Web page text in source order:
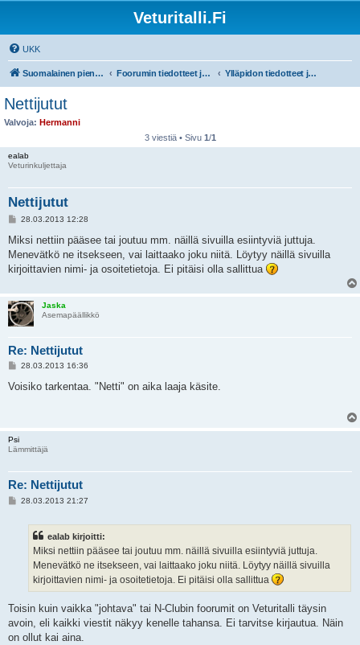
Veturitalli.Fi
UKK
Suomalainen pienoisrautatiefoorumi Foorumin tiedotteet ja ohjeet Ylläpidon tiedotteet ja foorumin ohjeet!
Nettijutut
Valvoja: Hermanni
3 viestiä • Sivu 1/1
ealab
Veturinkuljettaja
Nettijutut
V
e
t
i
28.03.2013 12:28
Miksi nettiin pääsee tai joutuu mm. näillä sivuilla esiintyviä juttuja.
Menevätkö ne itsekseen, vai laittaako joku niitä. Löytyy näillä sivuilla
kirjoittavien nimi- ja osoitetietoja. Ei pitäisi olla sallittua
Jaska
Asemapäällikkö
Re: Nettijutut
V
e
28.03.2013 16:36
Voisiko tarkentaa. "Netti" on aika laaja käsite.
Psi
Lämmittäjä
Re: Nettijutut
V28.03.2013 21:27
ealab kirjoitti:
Miksi nettiin pääsee tai joutuu mm. näillä sivuilla esiintyviä juttuja.
Menevätkö ne itsekseen, vai laittaako joku niitä. Löytyy näillä sivuilla
kirjoittavien nimi- ja osoitetietoja. Ei pitäisi olla sallittua
Toisin kuin vaikka "johtava" tai N-Clubin foorumit on Veturitalli täysin
avoin, eli kaikki viestit näkyy kenelle tahansa. Ei tarvitse kirjautua. Näin
on ollut kai aina.